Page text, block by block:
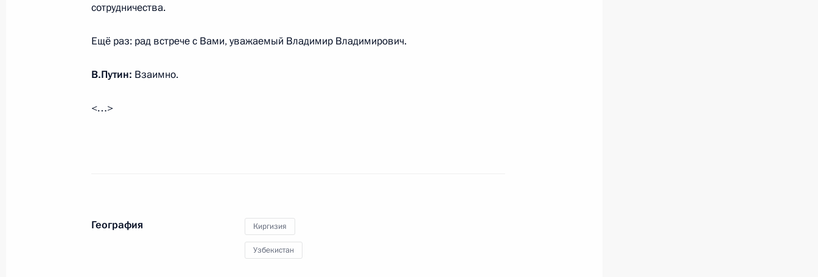
Жапаровым
17 сентября 2021 года, 13:10
сотрудничества.
Ещё раз: рад встрече с Вами, уважаемый Владимир Владимирович.
В.Путин: Взаимно.
<…>
География Киргизия
Узбекистан